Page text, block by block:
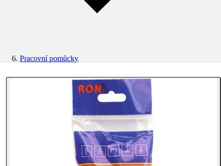
Pracovní pomůcky